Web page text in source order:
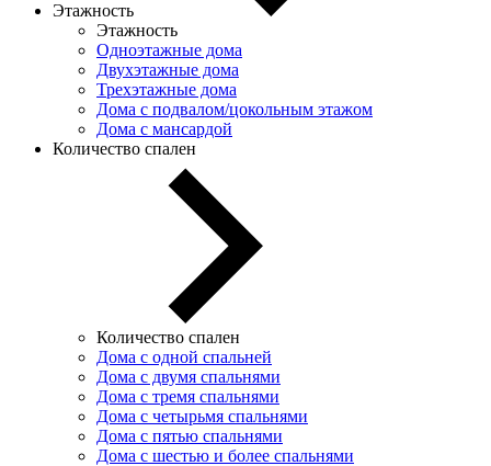
Этажность
Этажность
Одноэтажные дома
Двухэтажные дома
Трехэтажные дома
Дома с подвалом/цокольным этажом
Дома с мансардой
Количество спален
Количество спален
Дома с одной спальней
Дома с двумя спальнями
Дома с тремя спальнями
Дома с четырьмя спальнями
Дома с пятью спальнями
Дома с шестью и более спальнями